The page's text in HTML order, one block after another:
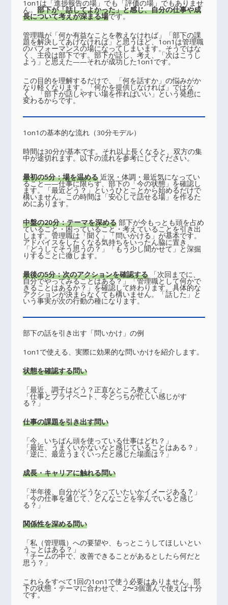
1on1は「進捗報告の場」でも「評価の場」でもありませ
ん。 部下が「話してよかった」と感じ、自分の仕事や成
長について考えが深まる場です。
管理職が「何か有益なことを教えなければ」「部下の課
題を解決してあげなければ」と思うほど、1on1は管理職
のパフォーマンスの場になってしまいます。そうではな
く、主役は部下です。部下が話し、考え、「次はこうし
よう」と思えた——それが成功した1on1です。
この目的を理解するだけで、「何を話すか」の悩みがか
なり軽くなります。「何かを提供しなければ」ではな
く、「部下が話しやすい場を作ればいい」という発想に
変わるからです。
1on1の基本的な流れ（30分モデル）
時間は30分が基本です。それ以上長くなると、双方の集
中が途切れます。以下の流れを参考にしてください。
最初の5分：場を温める近況・体調・最近気になってい
ること——仕事に限らず、部下の「今の状態」を確認し
ます。「最近どう？」というひとことから始めるだけで
構いません。この時間は「安心して話せる場」を作るた
めにあります。
中盤の20分：テーマを深める部下が今もっとも頭を占め
ていること・困っていること・考えていることを引き出
します。管理職は「聞く」「問いかける」が基本です。
アドバイスをしたくなる気持ちをいったん脇に置き、
「どうしてそう思うの？」「もう少し聞かせて」と深掘
りすることに徹します。
最後の5分：次のアクションを確認する「次回までに、
自分でやってみることはある？」「管理職として何かで
きることはあるか？」を確認して終わります。具体的な
アクションが決まらなくても構いません。「話した」と
いう事実が次の行動の種になります。
部下の話を引き出す「問いかけ」の例
1on1で使える、実際に効果的な問いかけを紹介します。
状態を確認する問い
「最近、調子はどう？正直なところ教えて」
「仕事とプライベート、今どっちが忙しい感じがす
る？」
仕事の課題を引き出す問い
「今、いちばん頭を使っている仕事はどれ？」
「最近、うまくいかないなと感じていることはある？」
「逆に、最近うまくいったと感じた場面は？」
成長・キャリアに触れる問い
「半年後、自分がどうなっていたいかイメージある？」
「今の仕事を通じて、どんなことを学んでいると感じ
る？」
関係性を深める問い
「私（管理職）への要望や、もっとこうしてほしいとい
うことはある？」
「チームの中で、改善できることがあるとしたら何だと
思う？」
これらをすべて1回の1on1で使う必要はありません。部
下の状態・テーマに合わせて、2〜3個選んで使えば十分
です。